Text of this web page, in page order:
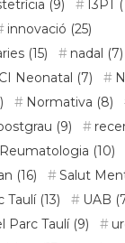
(9) I3PT
innovació (25)
(15) nadal (7)
Neonatal (7)
Normativa (8)
(9)
Reumatologia (10)
(16) Salut
Taulí(13) UAB
Parc Taulí(9)